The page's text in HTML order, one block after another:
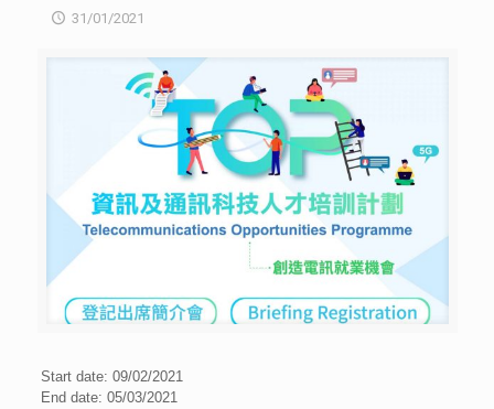
31/01/2021
Start date: 09/02/2021
End date: 05/03/2021